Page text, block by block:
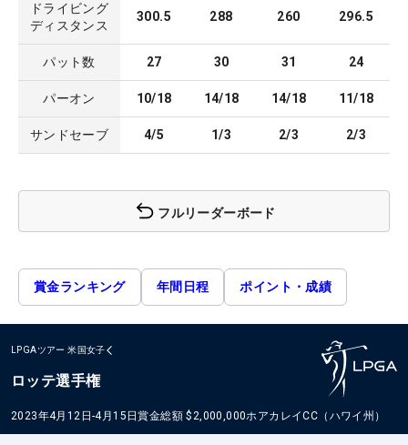
ドライビング
ディスタンス
300.5 288 260 296.5
パット数 27 30 31 24
パーオン 10/18 14/18 14/18 11/18
サンドセーブ 4/5 1/3 2/3 2/3
フルリーダーボード
賞金ランキング 年間日程 ポイント・成績
LPGAツアー 米国女子
ロッテ選手権
2023年4月12日-4月15日賞金総額 $2,000,000ホアカレイCC（ハワイ州）